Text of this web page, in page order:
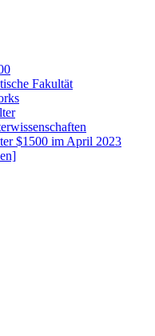
Fakultät
$1500 im April 2023